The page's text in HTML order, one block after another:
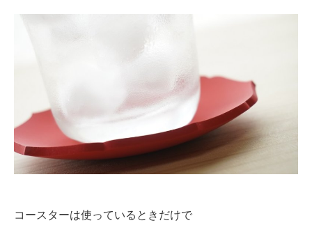
コースターは使っているときだけで